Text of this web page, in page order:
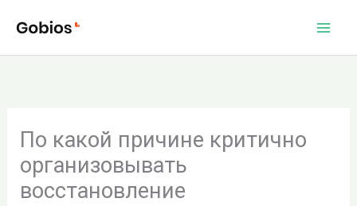
para
o
По какой причине критично
организовывать
восстановление